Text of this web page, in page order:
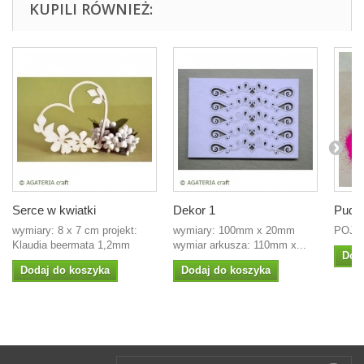
KUPILI RÓWNIEŻ:
Serce w kwiatki
wymiary: 8 x 7 cm projekt:
Klaudia beermata 1,2mm
Dodaj do koszyka
Dekor 1
wymiary: 100mm x 20mm
wymiar arkusza: 110mm x...
Dodaj do koszyka